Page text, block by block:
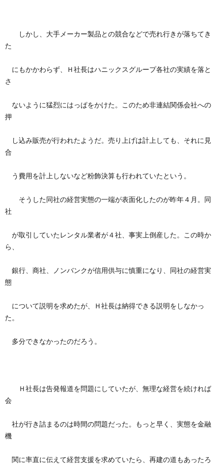
しかし、大手メーカー製品との競合などで売れ行きが落ちてき
た
にもかかわらず、Ｈ社長はハニックスグループ各社の実績を落と
さ
ないように猛烈にはっぱをかけた。このため非連結関係会社への
押
し込み販売が行われたようだ。売り上げは計上しても、それに見
合
う費用を計上しないなど粉飾決算も行われていたという。
そうした同社の経営実態の一端が表面化したのが昨年４月。同
社
が取引していたレンタル業者が４社、事実上倒産した。この時か
ら、
銀行、商社、ノンバンクが信用供与に慎重になり、同社の経営実
態
について説明を求めたが、Ｈ社長は納得できる説明をしなかっ
た。
多分できなかったのだろう。
Ｈ社長は告発報道を問題にしていたが、無理な経営を続ければ
会
社が行き詰まるのは時間の問題だった。もっと早く、実態を金融
機
関に率直に伝えて経営支援を求めていたら、再建の道もあったろ